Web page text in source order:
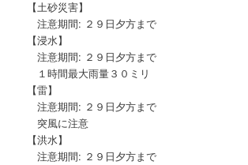
【土砂災害】
注意期間: ２９日夕方まで
【浸水】
注意期間: ２９日夕方まで
１時間最大雨量３０ミリ
【雷】
注意期間: ２９日夕方まで
突風に注意
【洪水】
注意期間: ２９日夕方まで